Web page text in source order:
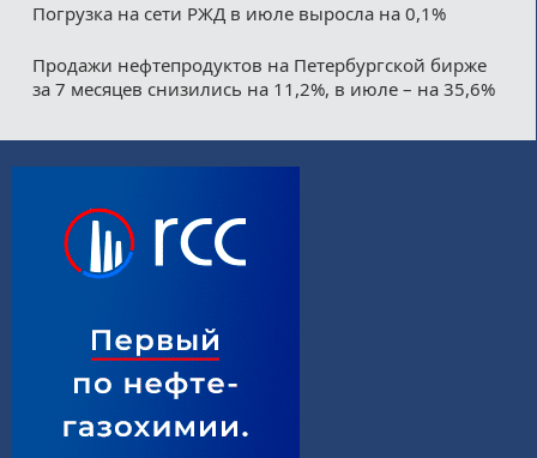
Погрузка на сети РЖД в июле выросла на 0,1%
Продажи нефтепродуктов на Петербургской бирже
за 7 месяцев снизились на 11,2%, в июле – на 35,6%